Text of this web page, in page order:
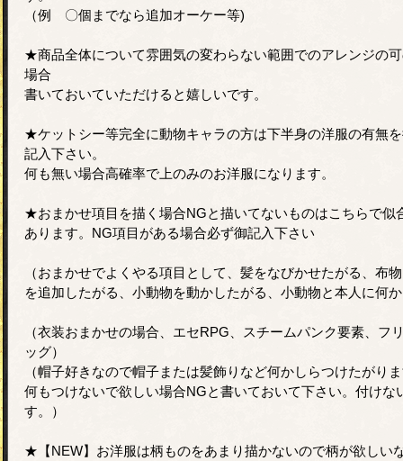
（例 〇個までなら追加オーケー等)
★商品全体について雰囲気の変わらない範囲でのアレンジの
場合
書いておいていただけると嬉しいです。
★ケットシー等完全に動物キャラの方は下半身の洋服の有無
記入下さい。
何も無い場合高確率で上のみのお洋服になります。
★おまかせ項目を描く場合NGと描いてないものはこちらで似
あります。NG項目がある場合必ず御記入下さい
（おまかせでよくやる項目として、髪をなびかせたがる、布
を追加したがる、小動物を動かしたがる、小動物と本人に何
（衣装おまかせの場合、エセRPG、スチームパンク要素、フ
ッグ）
（帽子好きなので帽子または髪飾りなど何かしらつけたがり
何もつけないで欲しい場合NGと書いておいて下さい。付けな
す。）
★【NEW】お洋服は柄ものをあまり描かないので柄が欲しい